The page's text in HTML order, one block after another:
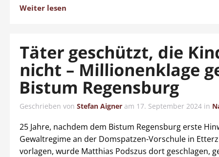
Weiter lesen
Täter geschützt, die
nicht – Millionenklage
Bistum Regensburg
Geschrieben von Stefan Aigner am 17. September 2024 in
25 Jahre, nachdem dem Bistum Regensburg erste
Gewaltregime an der Domspatzen-Vorschule in
vorlagen, wurde Matthias Podszus dort geschlagen,